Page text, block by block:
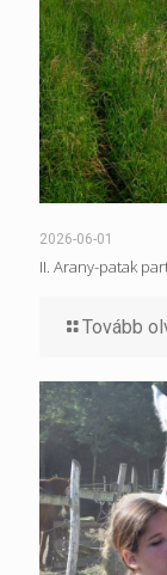
2026-06-01
II. Arany-patak
Tovább